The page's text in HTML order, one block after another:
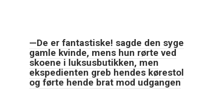
—De er fantastiske! sagde den syge
gamle kvinde, mens hun rørte ved
skoene i luksusbutikken, men
ekspedienten greb hendes kørestol
og førte hende brat mod udgangen